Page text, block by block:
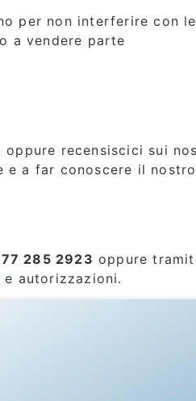
per non interferire con le
a vendere parte
oppure recensiscici sui
e a far conoscere il nostro
285 2923 oppure
e autorizzazioni.